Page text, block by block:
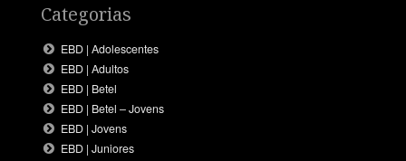
Categorias
EBD | Adolescentes
EBD | Adultos
EBD | Betel
EBD | Betel – Jovens
EBD | Jovens
EBD | Juniores